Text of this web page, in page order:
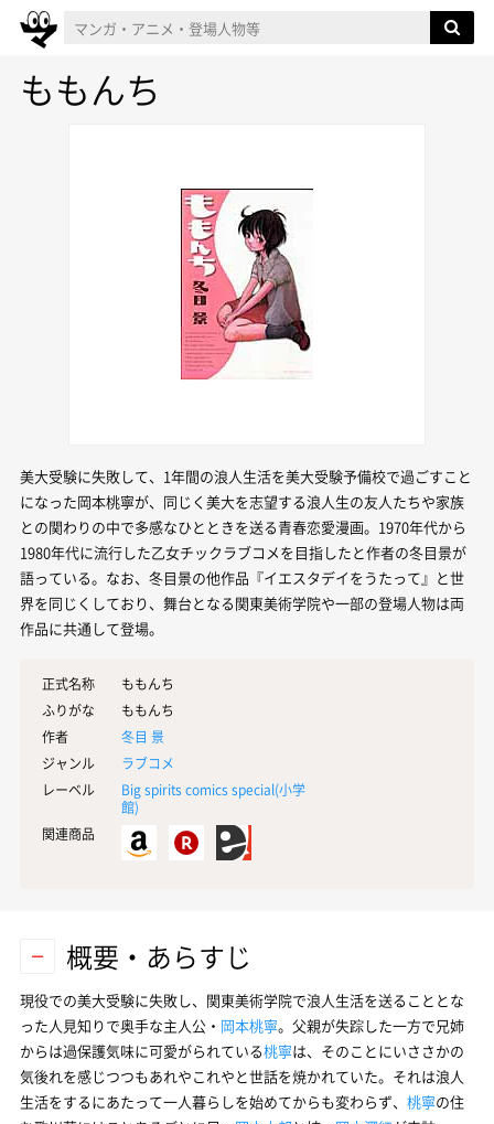
ももんち
美大受験に失敗して、1年間の浪人生活を美大受験予備校で過ごすこと
になった岡本桃寧が、同じく美大を志望する浪人生の友人たちや家族
との関わりの中で多感なひとときを送る青春恋愛漫画。1970年代から
1980年代に流行した乙女チックラブコメを目指したと作者の冬目景が
語っている。なお、冬目景の他作品『イエスタデイをうたって』と世
界を同じくしており、舞台となる関東美術学院や一部の登場人物は両
作品に共通して登場。
正式名称
ももんち
ふりがな
ももんち
作者
冬目 景
ジャンル
ラブコメ
レーベル
Big spirits comics special(小学
館)
関連商品
概要・あらすじ
現役での美大受験に失敗し、関東美術学院で浪人生活を送ることとな
った人見知りで奥手な主人公・ 岡本桃寧。父親が失踪した一方で兄姉
からは過保護気味に可愛がられている桃寧は、そのことにいささかの
気後れを感じつつもあれやこれやと世話を焼かれていた。それは浪人
生活をするにあたって一人暮らしを始めてからも変わらず、 桃寧の住